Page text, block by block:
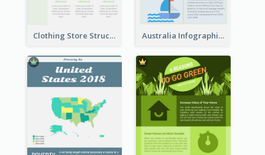
Clothing Store Structure Infographic Australia Infographic